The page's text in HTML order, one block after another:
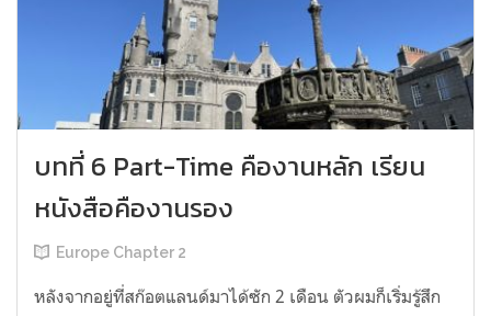
บทที่ 6 Part-Time คืองานหลัก เรียน
หนังสือคืองานรอง
Europe Chapter 2
หลังจากอยู่ที่สก๊อตแลนด์มาได้ซัก 2 เดือน ตัวผมก็เริ่มรู้สึก